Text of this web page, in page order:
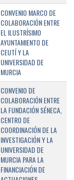
CONVENIO MARCO DE
COLABORACIÓN ENTRE
EL ILUSTRÍSIMO
AYUNTAMIENTO DE
CEUTÍ Y LA
UNIVERSIDAD DE
MURCIA
CONVENIO DE
COLABORACIÓN ENTRE
LA FUNDACIÓN SÉNECA,
CENTRO DE
COORDINACIÓN DE LA
INVESTIGACIÓN Y LA
UNIVERSIDAD DE
MURCIA PARA LA
FINANCIACIÓN DE